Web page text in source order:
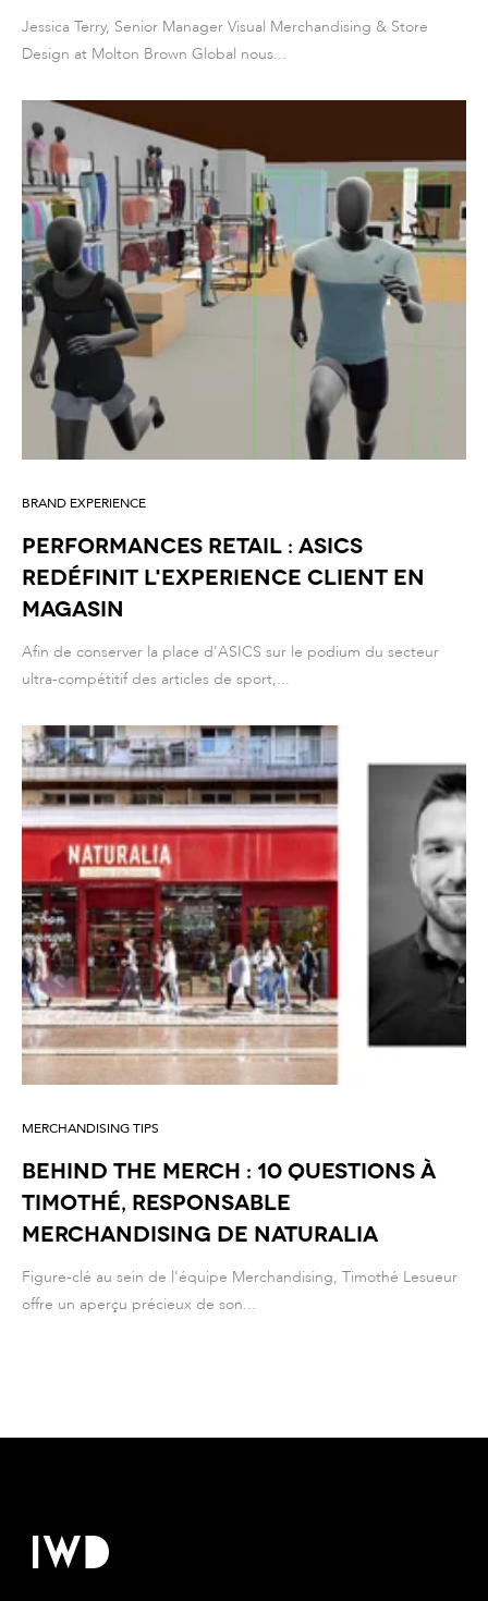
Jessica Terry, Senior Manager Visual Merchandising & Store
Design at Molton Brown Global nous...
BRAND EXPERIENCE
PERFORMANCES RETAIL : ASICS
REDÉFINIT L'EXPERIENCE CLIENT EN
MAGASIN
Afin de conserver la place d'ASICS sur le podium du secteur
ultra-compétitif des articles de sport,...
MERCHANDISING TIPS
Behind the merch : 10 questions à
Timothé, Responsable
Merchandising de Naturalia
Figure-clé au sein de l'équipe Merchandising, Timothé Lesueur
offre un aperçu précieux de son...